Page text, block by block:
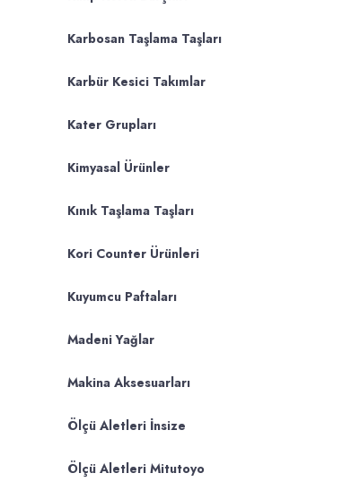
Karbosan Taşlama Taşları
Karbür Kesici Takımlar
Kater Grupları
Kimyasal Ürünler
Kınık Taşlama Taşları
Kori Counter Ürünleri
Kuyumcu Paftaları
Madeni Yağlar
Makina Aksesuarları
Ölçü Aletleri İnsize
Ölçü Aletleri Mitutoyo